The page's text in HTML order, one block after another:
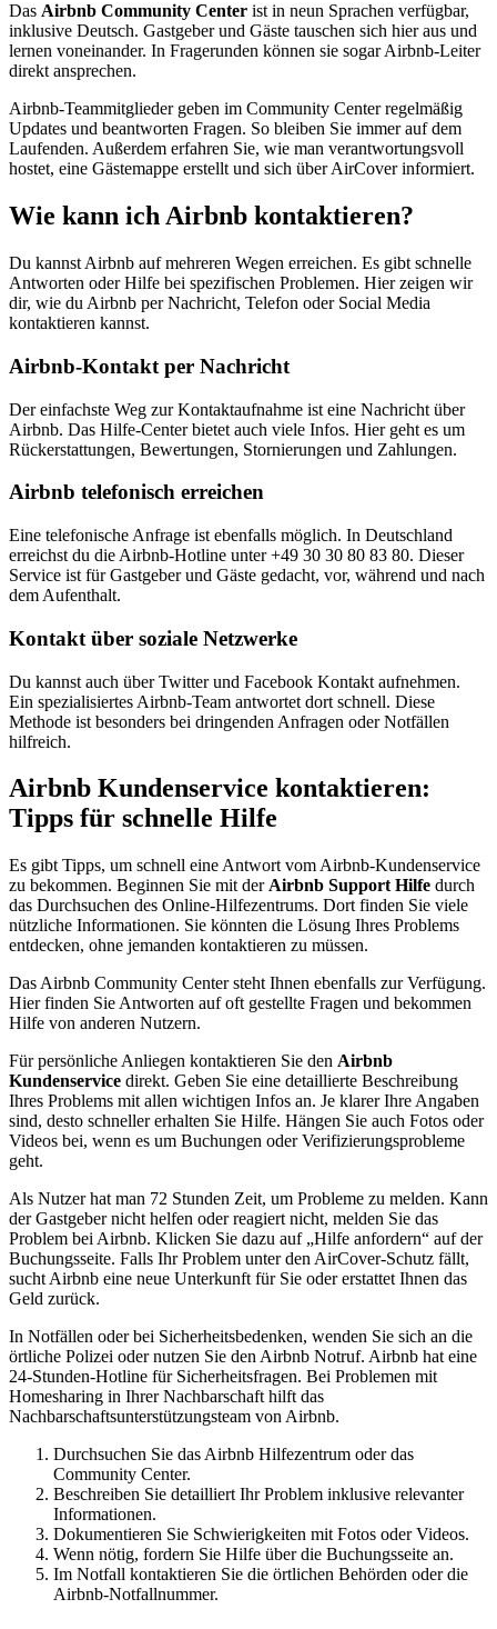
Das Airbnb Community Center ist in neun Sprachen verfügbar,
inklusive Deutsch. Gastgeber und Gäste tauschen sich hier aus und
lernen voneinander. In Fragerunden können sie sogar Airbnb-Leiter
direkt ansprechen.
Airbnb-Teammitglieder geben im Community Center regelmäßig
Updates und beantworten Fragen. So bleiben Sie immer auf dem
Laufenden. Außerdem erfahren Sie, wie man verantwortungsvoll
hostet, eine Gästemappe erstellt und sich über AirCover informiert.
Wie kann ich Airbnb kontaktieren?
Du kannst Airbnb auf mehreren Wegen erreichen. Es gibt schnelle
Antworten oder Hilfe bei spezifischen Problemen. Hier zeigen wir
dir, wie du Airbnb per Nachricht, Telefon oder Social Media
kontaktieren kannst.
Airbnb-Kontakt per Nachricht
Der einfachste Weg zur Kontaktaufnahme ist eine Nachricht über
Airbnb. Das Hilfe-Center bietet auch viele Infos. Hier geht es um
Rückerstattungen, Bewertungen, Stornierungen und Zahlungen.
Airbnb telefonisch erreichen
Eine telefonische Anfrage ist ebenfalls möglich. In Deutschland
erreichst du die Airbnb-Hotline unter +49 30 30 80 83 80. Dieser
Service ist für Gastgeber und Gäste gedacht, vor, während und nach
dem Aufenthalt.
Kontakt über soziale Netzwerke
Du kannst auch über Twitter und Facebook Kontakt aufnehmen.
Ein spezialisiertes Airbnb-Team antwortet dort schnell. Diese
Methode ist besonders bei dringenden Anfragen oder Notfällen
hilfreich.
Airbnb Kundenservice kontaktieren:
Tipps für schnelle Hilfe
Es gibt Tipps, um schnell eine Antwort vom Airbnb-Kundenservice
zu bekommen. Beginnen Sie mit der Airbnb Support Hilfe durch
das Durchsuchen des Online-Hilfezentrums. Dort finden Sie viele
nützliche Informationen. Sie könnten die Lösung Ihres Problems
entdecken, ohne jemanden kontaktieren zu müssen.
Das Airbnb Community Center steht Ihnen ebenfalls zur Verfügung.
Hier finden Sie Antworten auf oft gestellte Fragen und bekommen
Hilfe von anderen Nutzern.
Für persönliche Anliegen kontaktieren Sie den Airbnb
Kundenservice direkt. Geben Sie eine detaillierte Beschreibung
Ihres Problems mit allen wichtigen Infos an. Je klarer Ihre Angaben
sind, desto schneller erhalten Sie Hilfe. Hängen Sie auch Fotos oder
Videos bei, wenn es um Buchungen oder Verifizierungsprobleme
geht.
Als Nutzer hat man 72 Stunden Zeit, um Probleme zu melden. Kann
der Gastgeber nicht helfen oder reagiert nicht, melden Sie das
Problem bei Airbnb. Klicken Sie dazu auf „Hilfe anfordern“ auf der
Buchungsseite. Falls Ihr Problem unter den AirCover-Schutz fällt,
sucht Airbnb eine neue Unterkunft für Sie oder erstattet Ihnen das
Geld zurück.
In Notfällen oder bei Sicherheitsbedenken, wenden Sie sich an die
örtliche Polizei oder nutzen Sie den Airbnb Notruf. Airbnb hat eine
24-Stunden-Hotline für Sicherheitsfragen. Bei Problemen mit
Homesharing in Ihrer Nachbarschaft hilft das
Nachbarschaftsunterstützungsteam von Airbnb.
Durchsuchen Sie das Airbnb Hilfezentrum oder das
Community Center.
Beschreiben Sie detailliert Ihr Problem inklusive relevanter
Informationen.
Dokumentieren Sie Schwierigkeiten mit Fotos oder Videos.
Wenn nötig, fordern Sie Hilfe über die Buchungsseite an.
Im Notfall kontaktieren Sie die örtlichen Behörden oder die
Airbnb-Notfallnummer.